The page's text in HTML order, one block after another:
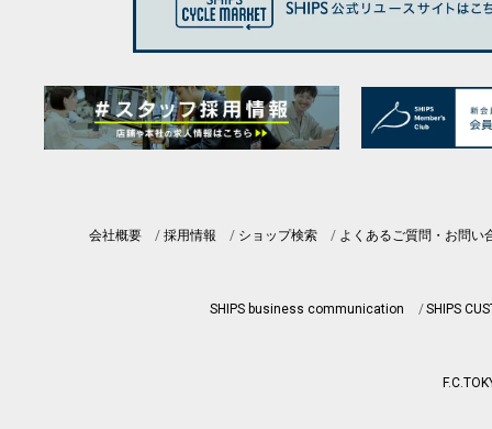
会社概要 採用情報 ショップ検索 よくあるご質問・お問い
SHIPS business communication SHIPS